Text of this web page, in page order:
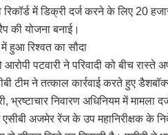
रिकॉर्ड में डिक्री दर्ज करने के लिए 20
की योजना बनाई।
हुआ रिश्वत का सौदा
आरोपी पटवारी ने परिवादी को बीच
टीम ने तत्काल कार्रवाई करते हुए
भ्रष्टाचार निवारण अधिनियम में मामला
एसीबी अजमेर रेंज के उप महानिरीक्षक के